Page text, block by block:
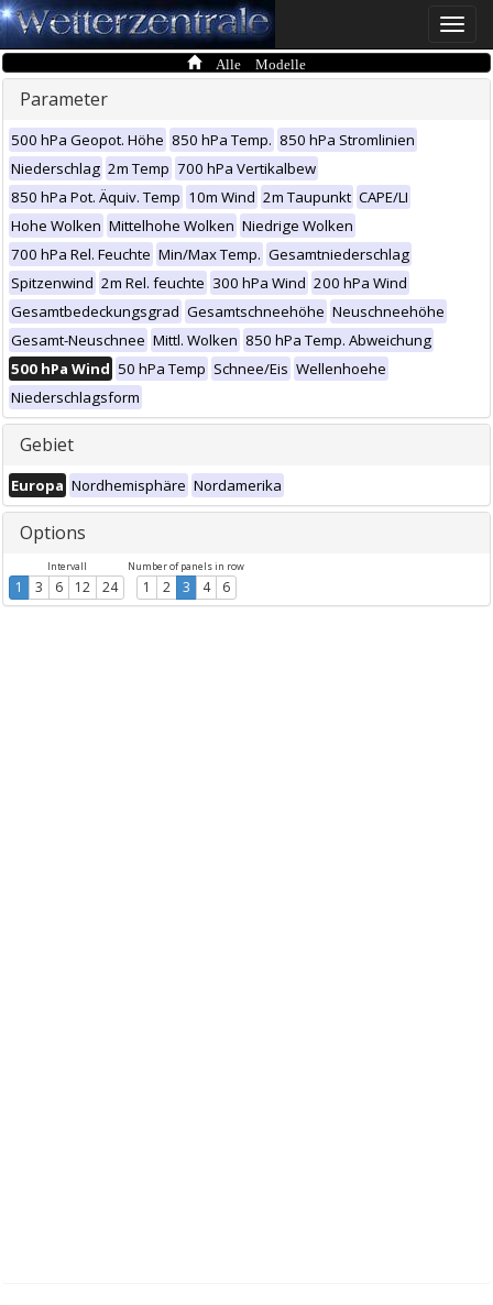
Toggle
Alle Modelle
Parameter
500 hPa Geopot. Höhe 850 hPa Temp. 850 hPa Stromlinien
Niederschlag 2m Temp 700 hPa Vertikalbew
850 hPa Pot. Äquiv. Temp 10m Wind 2m Taupunkt CAPE/LI
Hohe Wolken Mittelhohe Wolken Niedrige Wolken
700 hPa Rel. Feuchte Min/Max Temp. Gesamtniederschlag
Spitzenwind 2m Rel. feuchte 300 hPa Wind 200 hPa Wind
Gesamtbedeckungsgrad Gesamtschneehöhe Neuschneehöhe
Gesamt-Neuschnee Mittl. Wolken 850 hPa Temp. Abweichung
500 hPa Wind 50 hPa Temp Schnee/Eis Wellenhoehe
Niederschlagsform
Gebiet
Europa Nordhemisphäre Nordamerika
Options
Intervall
1 3 6 12 24
Number of panels in row
1 2 3 4 6